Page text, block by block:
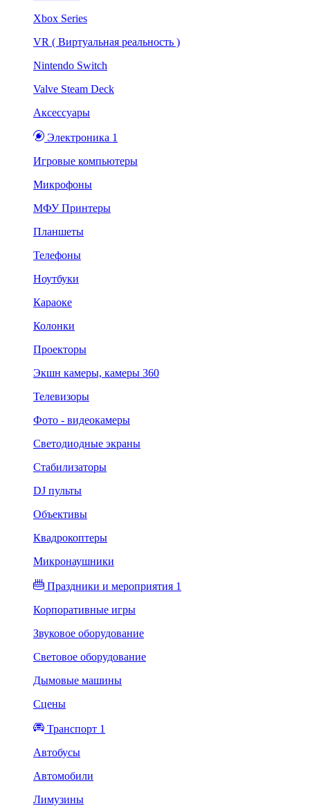
Xbox Series
VR ( Виртуальная реальность )
Nintendo Switch
Valve Steam Deck
Аксессуары
Электроника 1
Игровые компьютеры
Микрофоны
МФУ Принтеры
Планшеты
Телефоны
Ноутбуки
Караоке
Колонки
Проекторы
Экшн камеры, камеры 360
Телевизоры
Фото - видеокамеры
Светодиодные экраны
Стабилизаторы
DJ пульты
Объективы
Квадрокоптеры
Микронаушники
Праздники и мероприятия 1
Корпоративные игры
Звуковое оборудование
Световое оборудование
Дымовые машины
Сцены
Транспорт 1
Автобусы
Автомобили
Лимузины